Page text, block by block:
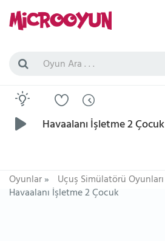
Havaalanı İşletme 2 Çocuk
Oyunlar» Uçuş Simülatörü Oyunları
Havaalanı İşletme 2 Çocuk